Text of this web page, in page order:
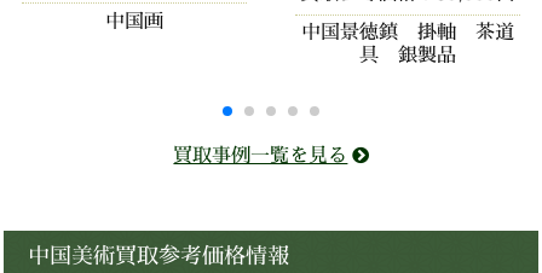
中国画
中国景徳鎮 掛軸 茶道
具 銀製品
買取事例一覧を見る
中国美術買取参考価格情報